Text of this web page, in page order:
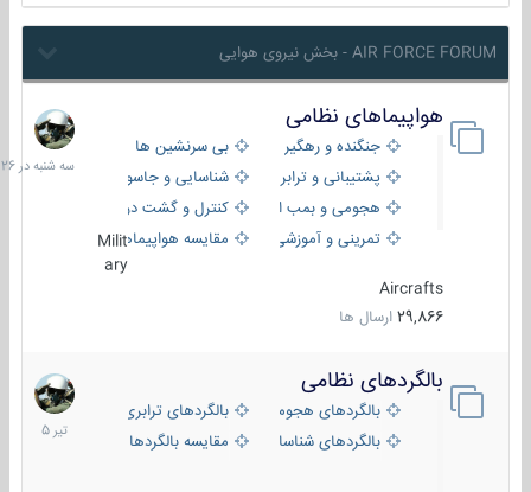
AIR FORCE FORUM - بخش نیروی هوایی
هواپیماهای نظامی
جنگنده و رهگیر
بی سرنشین ها
پشتیبانی و ترابری
شناسایی و جاسوسی
هجومی و بمب افکن
کنترل و گشت دریایی
تمرینی و آموزشی
مقایسه هواپیماهاMilit
ary
Aircrafts
29,866 ارسال ها
سه
شنبه
در
بالگردهای نظامی
بالگردهای هجومی
بالگردهای ترابری
بالگردهای شناسایی
مقایسه بالگردها
22
تیر
1405